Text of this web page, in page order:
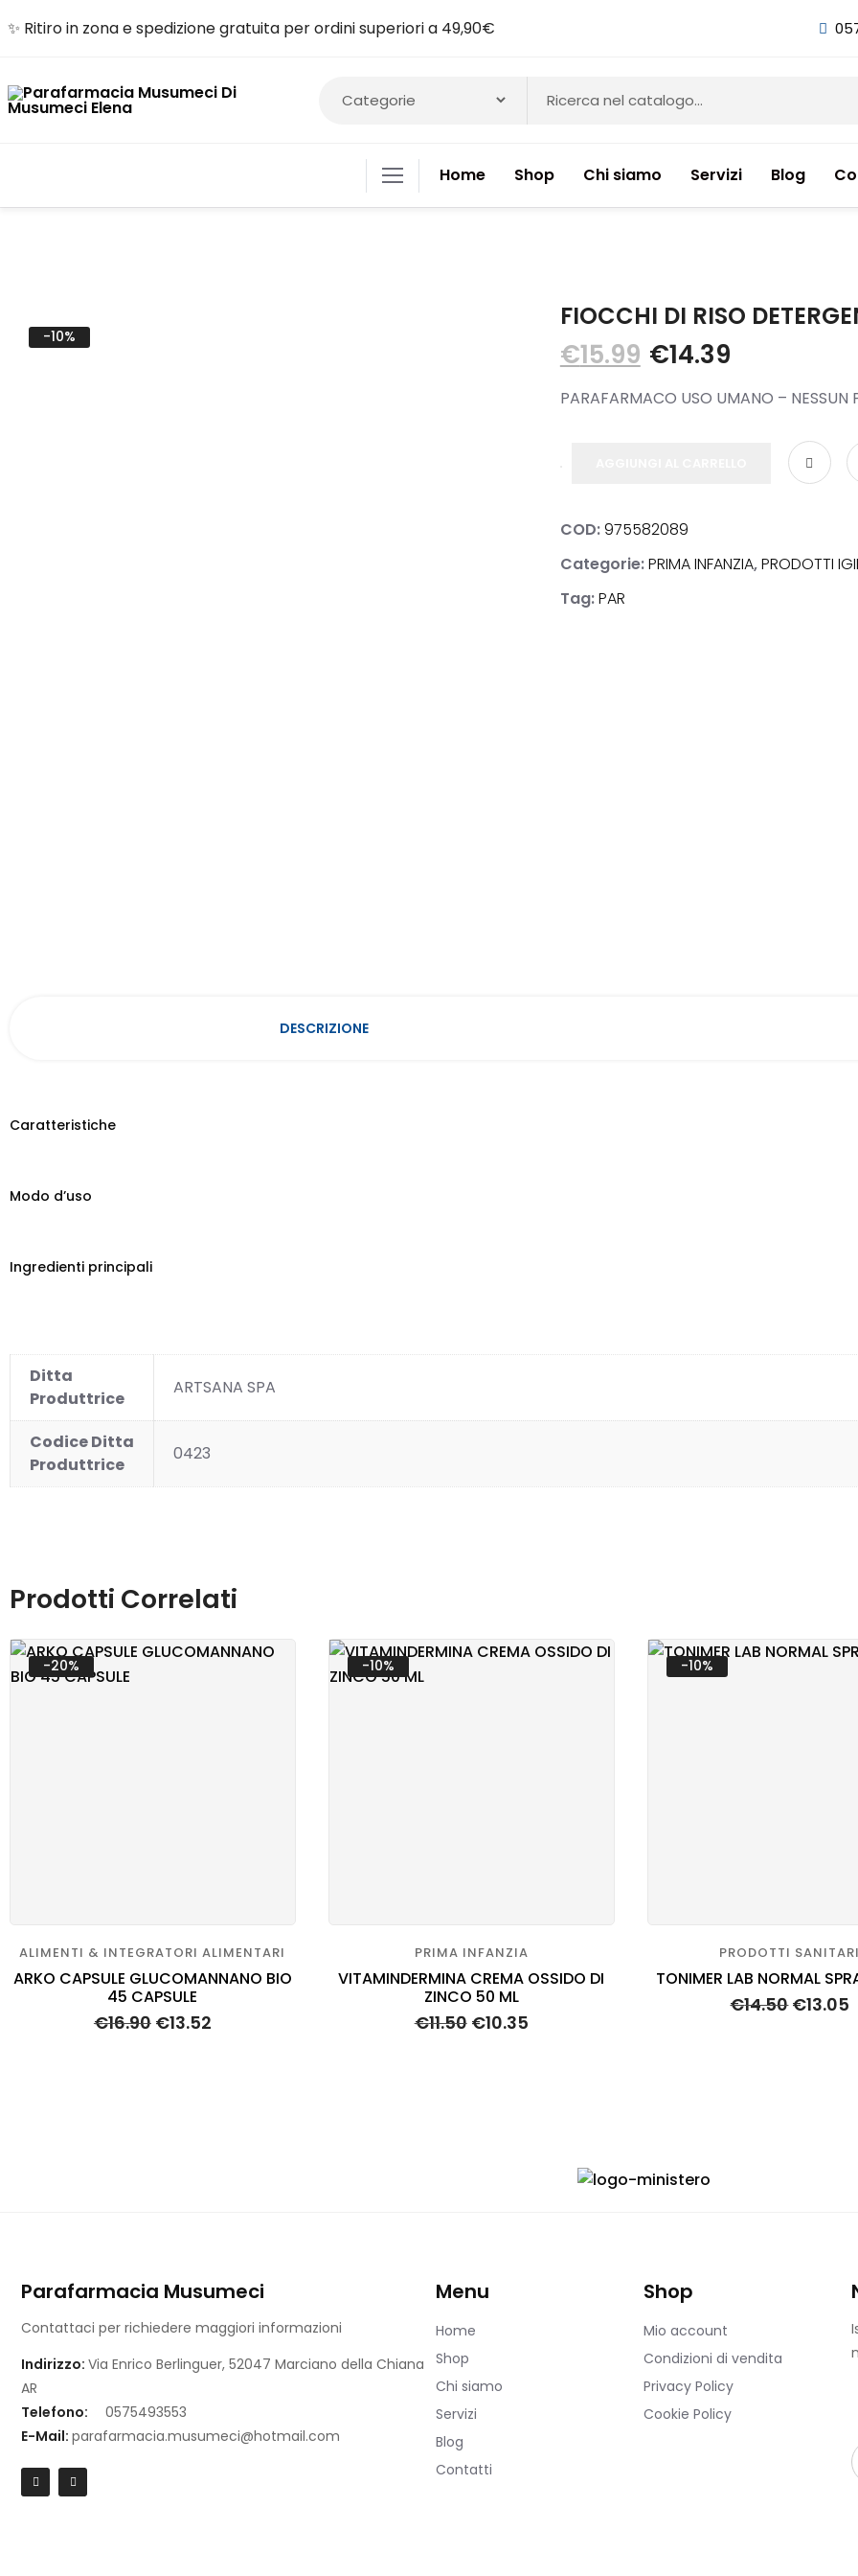
✨ Ritiro in zona e spedizione gratuita per ordini superiori a 49,90€
Home Shop Chi siamo Servizi Blog
-10%
FIOCCHI DI RISO
€15.99 €14.39
PARAFARMACO USO UMANO – NESSUN
COD:975582089
Categorie:PRIMA INFANZIA,PRODOTTI
Tag:PAR
DESCRIZIONE
Caratteristiche
Modo d’uso
Ingredienti principali
Ditta
Produttrice
ARTSANA SPA
Codice Ditta
Produttrice
0423
Prodotti Correlati
-20%
ALIMENTI & INTEGRATORI ALIMENTARI
ARKO CAPSULE GLUCOMANNANO BIO
45 CAPSULE
€16.90 €13.52
-10%
PRIMA INFANZIA
VITAMINDERMINA CREMA OSSIDO DI
ZINCO 50 ML
€11.50 €10.35
-10%
PRODOTTI
TONIMER LAB NORMAL
€14.50€13.05
Parafarmacia Musumeci
Contattaci per richiedere maggiori informazioni
Indirizzo: Via Enrico Berlinguer, 52047 Marciano della Chiana
AR
Telefono:
0575493553
E-Mail: parafarmacia.musumeci@hotmail.com
Menu
Home
Shop
Chi siamo
Servizi
Blog
Contatti
Shop
Mio account
Condizioni di vendita
Privacy Policy
Cookie Policy
E